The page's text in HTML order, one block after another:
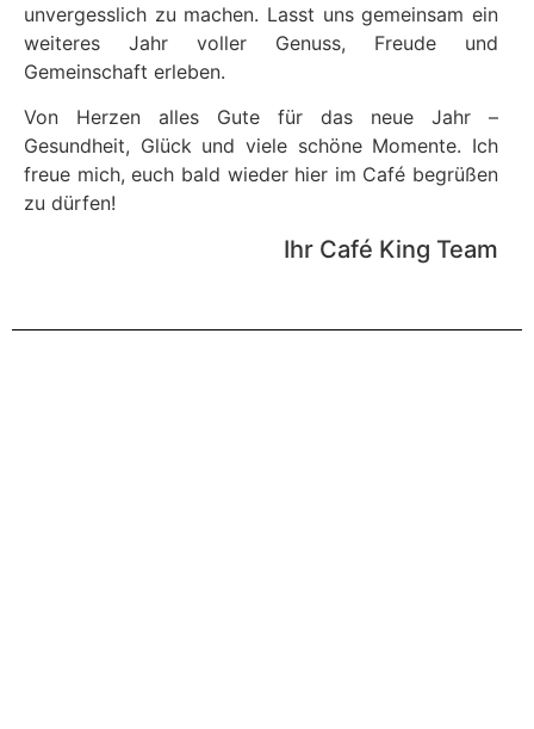
unvergesslich zu machen. Lasst uns gemeinsam ein
weiteres Jahr voller Genuss, Freude und
Gemeinschaft erleben.
Von Herzen alles Gute für das neue Jahr –
Gesundheit, Glück und viele schöne Momente. Ich
freue mich, euch bald wieder hier im Café begrüßen
zu dürfen!
Ihr Café King Team